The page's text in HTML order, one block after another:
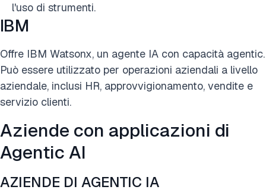
l'uso di strumenti.
IBM
Offre IBM Watsonx, un agente IA con capacità agentic.
Può essere utilizzato per operazioni aziendali a livello
aziendale, inclusi HR, approvvigionamento, vendite e
servizio clienti.
Aziende con applicazioni di
Agentic AI
AZIENDE DI AGENTIC IA